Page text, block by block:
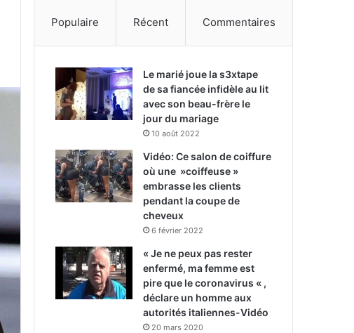
Populaire Récent Commentaires
Le marié joue la s3xtape
de sa fiancée infidèle au lit
avec son beau-frère le
jour du mariage
10 août 2022
Vidéo: Ce salon de coiffure
où une »coiffeuse »
embrasse les clients
pendant la coupe de
cheveux
6 février 2022
« Je ne peux pas rester
enfermé, ma femme est
pire que le coronavirus « ,
déclare un homme aux
autorités italiennes-Vidéo
20 mars 2020